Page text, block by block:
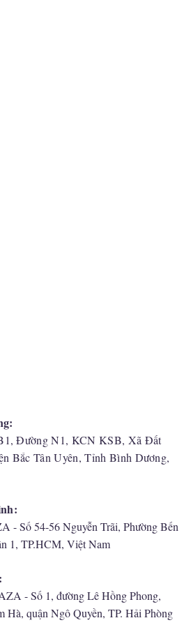
Đường N1, KCN KSB, Xã Đất
Bắc Tân Uyên, Tỉnh Bình Dương,
- Số 54-56 Nguyễn Trãi, Phường Bến
1, TP.HCM, Việt Nam
- Số 1, đường Lê Hồng Phong,
Hà, quận Ngô Quyền, TP. Hải Phòng